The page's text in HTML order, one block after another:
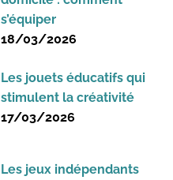
s’équiper
18/03/2026
Les jouets éducatifs qui
stimulent la créativité
17/03/2026
Les jeux indépendants